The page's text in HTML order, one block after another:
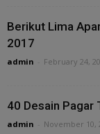
Berikut Lima
2017
admin February 24,
40 Desain Pagar
admin November 10,